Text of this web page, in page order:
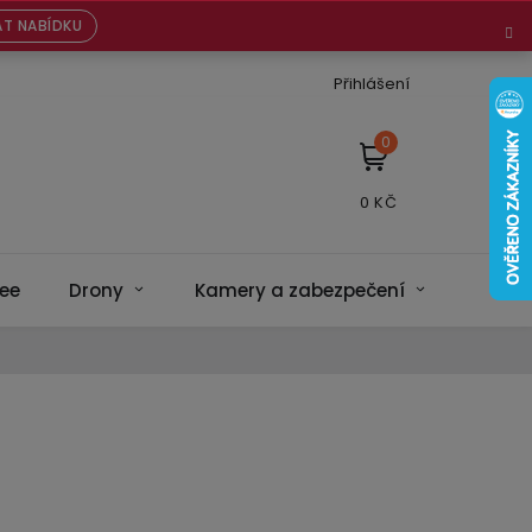
NABÍDKU
Přihlášení
NÁKUPNÍ
KOŠÍK
Drony Kamery a zabezpečení